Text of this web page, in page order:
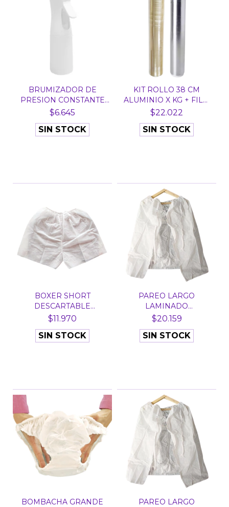
BRUMIZADOR DE
PRESION CONSTANTE
BLANCO X...
$6.645
SIN STOCK
KIT ROLLO 38 CM
ALUMINIO X KG + FILM
300...
$22.022
SIN STOCK
BOXER SHORT
DESCARTABLE
FRISELINA X 10 U...
$11.970
SIN STOCK
PAREO LARGO
LAMINADO
DESCARTABLE X 10 UN...
$20.159
SIN STOCK
BOMBACHA GRANDE
PAREO LARGO